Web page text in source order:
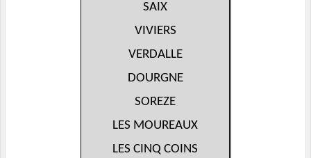
SAIX
VIVIERS
VERDALLE
DOURGNE
SOREZE
LES MOUREAUX
LES CINQ COINS